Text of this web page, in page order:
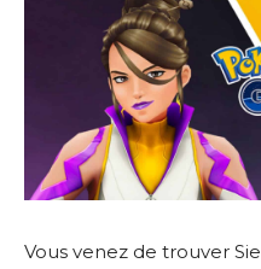
Vous venez de trouver